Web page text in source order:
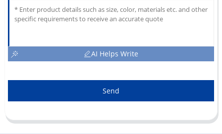
AI Helps Write
Send